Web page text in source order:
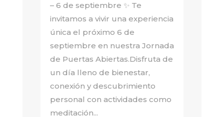
– 6 de septiembre ✨ Te
invitamos a vivir una experiencia
única el próximo 6 de
septiembre en nuestra Jornada
de Puertas Abiertas.Disfruta de
un día lleno de bienestar,
conexión y descubrimiento
personal con actividades como
meditación...